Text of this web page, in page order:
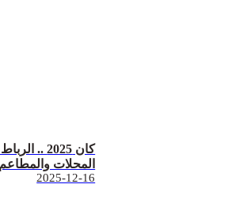
كان 2025 ..
المحلات والمطاعم
2025-12-16